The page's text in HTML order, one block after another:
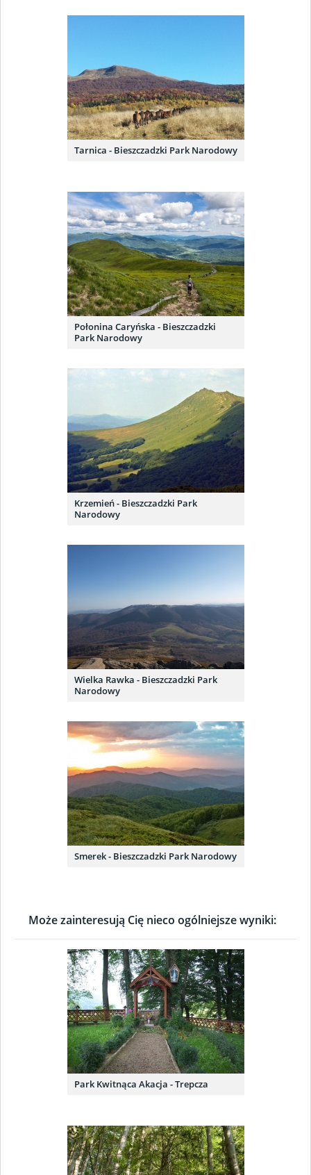
Tarnica - Bieszczadzki Park Narodowy
Połonina Caryńska - Bieszczadzki
Park Narodowy
Krzemień - Bieszczadzki Park
Narodowy
Wielka Rawka - Bieszczadzki Park
Narodowy
Smerek - Bieszczadzki Park Narodowy
Może zainteresują Cię nieco ogólniejsze wyniki:
Park Kwitnąca Akacja - Trepcza